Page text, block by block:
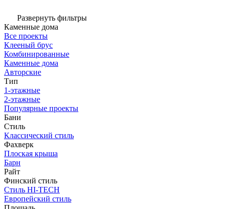
Развернуть фильтры
Каменные дома
Все проекты
Клееный брус
Комбинированные
Каменные дома
Авторские
Тип
1-этажные
2-этажные
Популярные проекты
Бани
Стиль
Классический стиль
Фахверк
Плоская крыша
Барн
Райт
Финский стиль
Стиль HI-TECH
Европейский стиль